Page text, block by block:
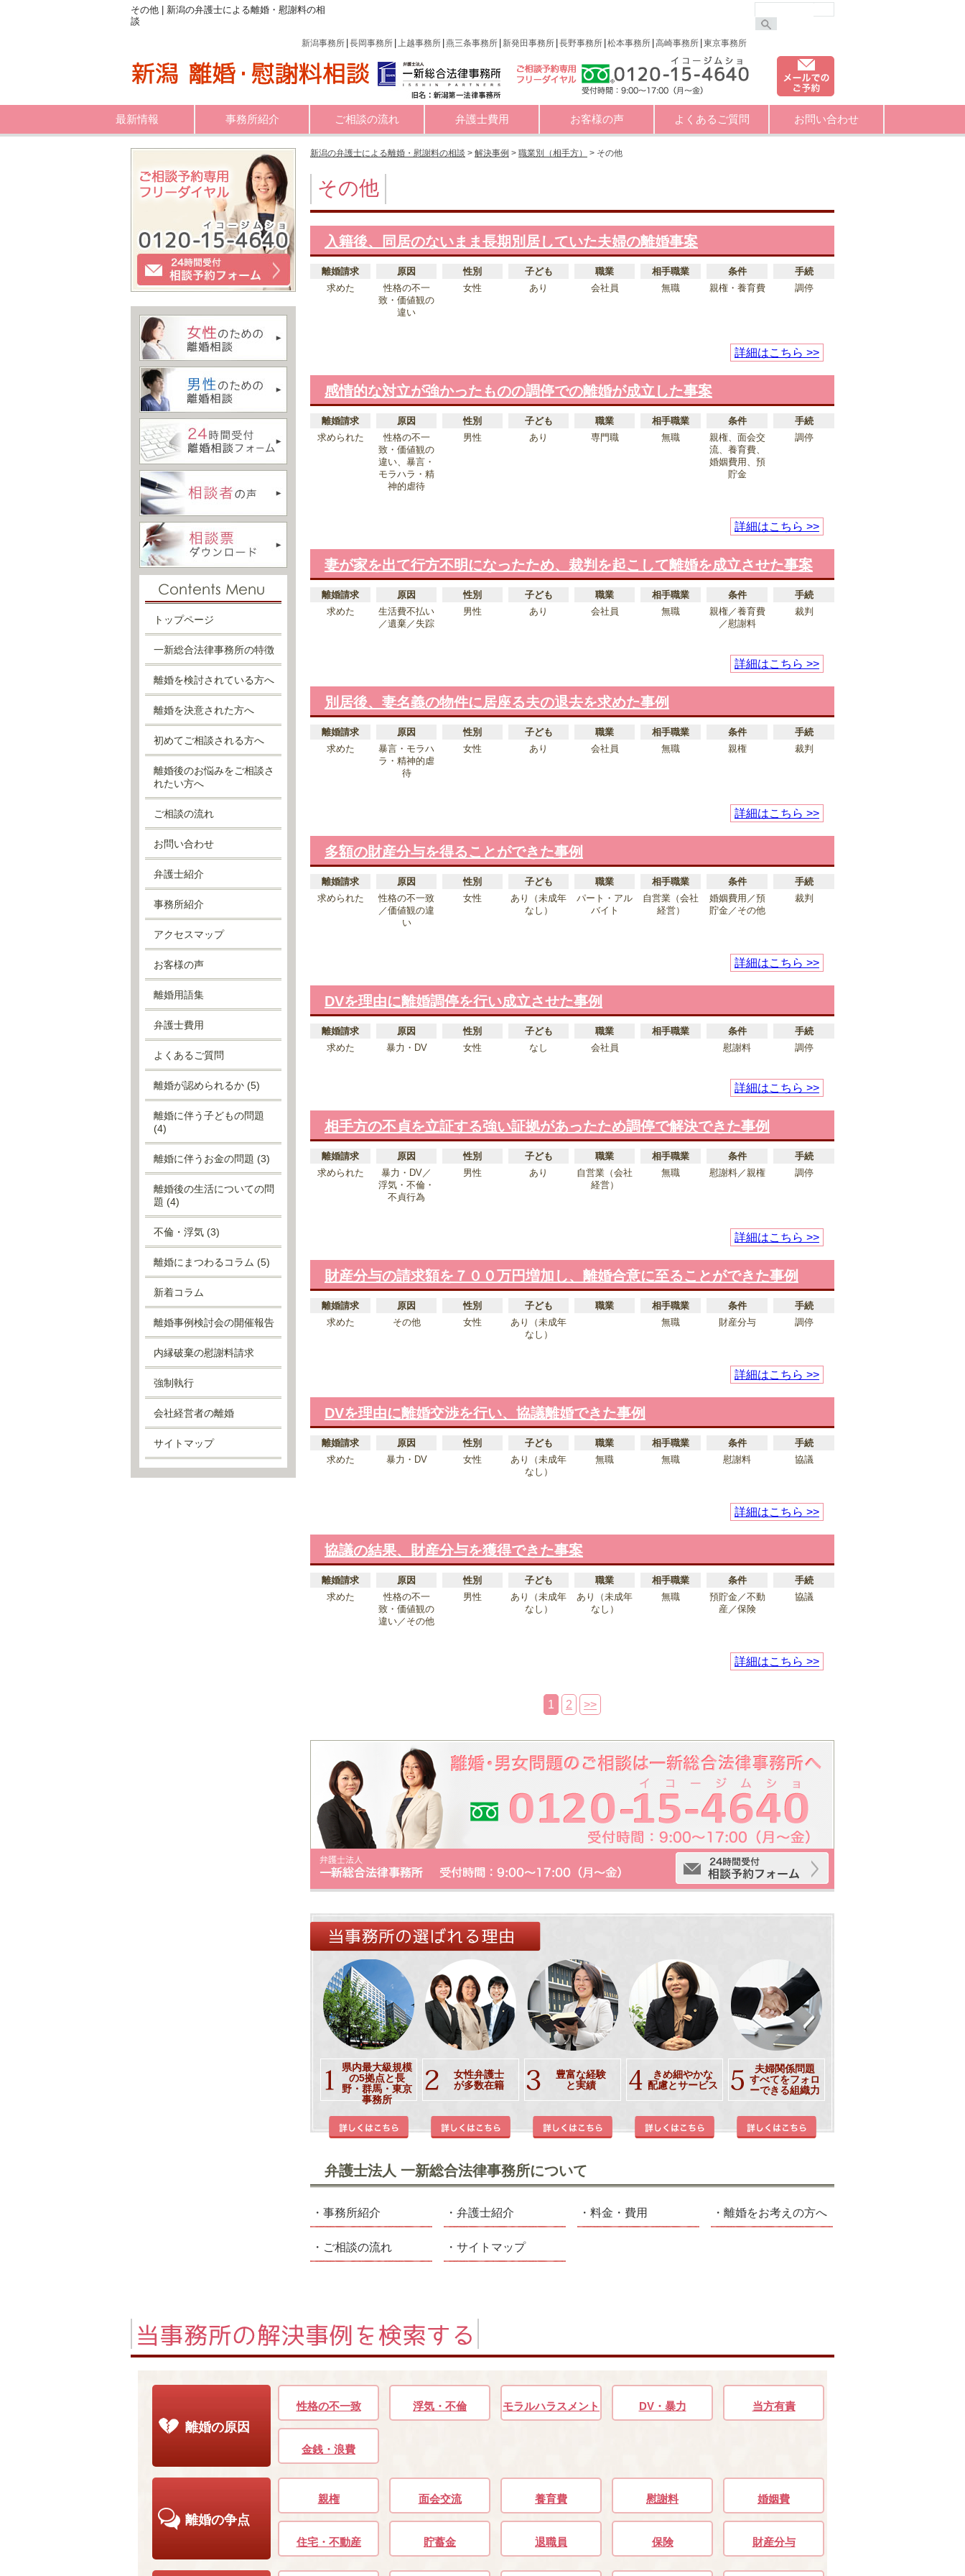
その他 | 新潟の弁護士による離婚・慰謝料の相
談
新潟事務所 長岡事務所 上越事務所 燕三条事務所 新発田事務所 長野事務所 松本事務所 高崎事務所 東京事務所
最新情報 事務所紹介 ご相談の流れ 弁護士費用 お客様の声 よくあるご質問 お問い合わせ
新潟の弁護士による離婚・慰謝料の相談 > 解決事例 > 職業別（相手方） > その他
その他
入籍後、同居のないまま長期別居していた夫婦の離婚事案
離婚請求 原因 性別 子ども 職業 相手職業 条件
手続
求めた
性格の不一
致・価値観の
違い
女性 あり 会社員 無職 親権・養育費 調停
詳細はこちら >>
感情的な対立が強かったものの調停での離婚が成立した事案
離婚請求 原因 性別 子ども 職業 相手職業 条件
手続
求められた
性格の不一
致・価値観の
違い、暴言・
モラハラ・精
神的虐待
男性 あり 専門職 無職
親権、面会交
流、養育費、
婚姻費用、預
貯金
調停
詳細はこちら >>
妻が家を出て行方不明になったため、裁判を起こして離婚を成立させた事案
離婚請求 原因 性別 子ども 職業 相手職業 条件
手続
求めた
生活費不払い
／遺棄／失踪
男性 あり 会社員 無職
親権／養育費
／慰謝料
裁判
詳細はこちら >>
別居後、妻名義の物件に居座る夫の退去を求めた事例
離婚請求 原因 性別 子ども 職業 相手職業 条件
手続
求めた
暴言・モラハ
ラ・精神的虐
待
女性 あり 会社員 無職 親権 裁判
詳細はこちら >>
多額の財産分与を得ることができた事例
離婚請求 原因 性別 子ども 職業 相手職業 条件
手続
求められた
性格の不一致
／価値観の違
い
女性
あり（未成年
なし）
パート・アル
バイト
自営業（会社
経営）
婚姻費用／預
貯金／その他
裁判
詳細はこちら >>
DVを理由に離婚調停を行い成立させた事例
離婚請求 原因 性別 子ども 職業 相手職業 条件
手続
求めた
暴力・DV 女性 なし 会社員 慰謝料 調停
詳細はこちら >>
相手方の不貞を立証する強い証拠があったため調停で解決できた事例
離婚請求 原因 性別 子ども 職業 相手職業 条件
手続
求められた
暴力・DV／
浮気・不倫・
不貞行為
男性 あり
自営業（会社
経営）
無職 慰謝料／親権 調停
詳細はこちら >>
財産分与の請求額を７００万円増加し、離婚合意に至ることができた事例
離婚請求 原因 性別 子ども 職業 相手職業 条件
手続
求めた
その他 女性
あり（未成年
なし）
無職 財産分与 調停
詳細はこちら >>
DVを理由に離婚交渉を行い、協議離婚できた事例
離婚請求 原因 性別 子ども 職業 相手職業 条件
手続
求めた
暴力・DV 女性
あり（未成年
なし）
無職 無職 慰謝料 協議
詳細はこちら >>
協議の結果、財産分与を獲得できた事案
離婚請求 原因 性別 子ども 職業 相手職業 条件
手続
求めた
性格の不一
致・価値観の
違い／その他
男性
あり（未成年
なし）
あり（未成年
なし）
無職
預貯金／不動
産／保険
協議
詳細はこちら >>
1 2 >>
県内最大級規模
の5拠点と長
野・群馬・東京
事務所
女性弁護士
が多数在籍
豊富な経験
と実績
きめ細やかな
配慮とサービス
夫婦関係問題
すべてをフォロ
ーできる組織力
弁護士法人 一新総合法律事務所について
事務所紹介 弁護士紹介 料金・費用 離婚をお考えの方へ
ご相談の流れ サイトマップ
トップページ
一新総合法律事務所の特徴
離婚を検討されている方へ
離婚を決意された方へ
初めてご相談される方へ
離婚後のお悩みをご相談さ
れたい方へ
ご相談の流れ
お問い合わせ
弁護士紹介
事務所紹介
アクセスマップ
お客様の声
離婚用語集
弁護士費用
よくあるご質問
離婚が認められるか (5)
離婚に伴う子どもの問題
(4)
離婚に伴うお金の問題 (3)
離婚後の生活についての問
題 (4)
不倫・浮気 (3)
離婚にまつわるコラム (5)
新着コラム
離婚事例検討会の開催報告
内縁破棄の慰謝料請求
強制執行
会社経営者の離婚
サイトマップ
離婚の原因
性格の不一致 浮気・不倫 モラルハラスメント DV・暴力 当方有責
金銭・浪費
離婚の争点
親権 面会交流 養育費 慰謝料 婚姻費
住宅・不動産 貯蓄金 退職員 保険 財産分与